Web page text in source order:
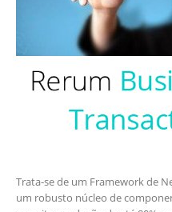
Trata-se de um Framework de
um robusto núcleo de